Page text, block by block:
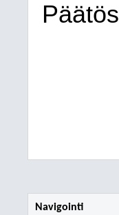
Päätös
Navigointi